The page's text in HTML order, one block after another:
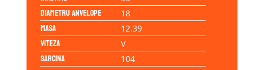
Diametru anvelope 18
Masa 12.39
Viteza V
Sarcina 104